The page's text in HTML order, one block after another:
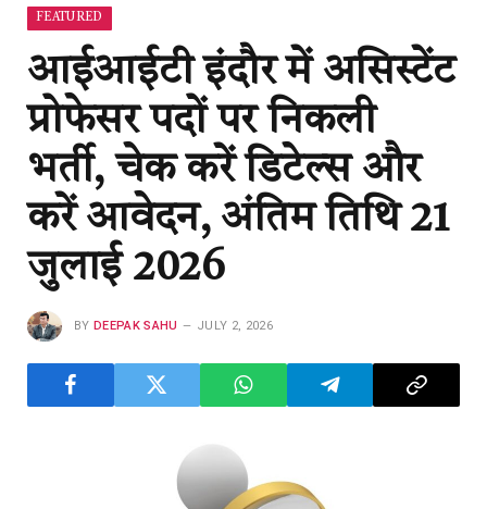
FEATURED
आईआईटी इंदौर में असिस्टेंट
प्रोफेसर पदों पर निकली
भर्ती, चेक करें डिटेल्स और
करें आवेदन, अंतिम तिथि 21
जुलाई 2026
BY DEEPAK SAHU JULY 2, 2026